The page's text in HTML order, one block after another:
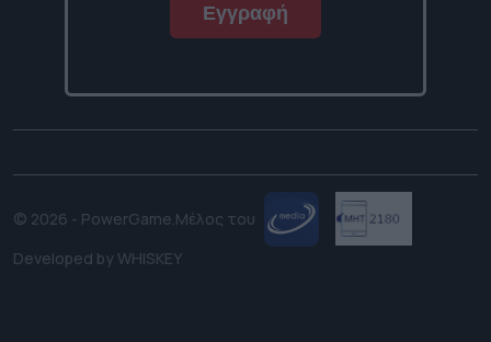
Εγγραφή
© 2026 - PowerGame.Μέλος του
Developed by WHISKEY